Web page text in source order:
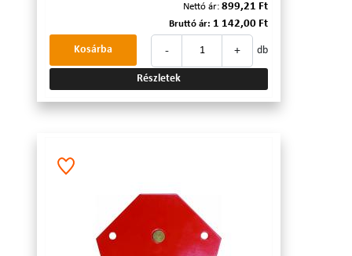
Nettó ár: 899,21 Ft
Bruttó ár: 1 142,00 Ft
- + db
Kosárba
Részletek